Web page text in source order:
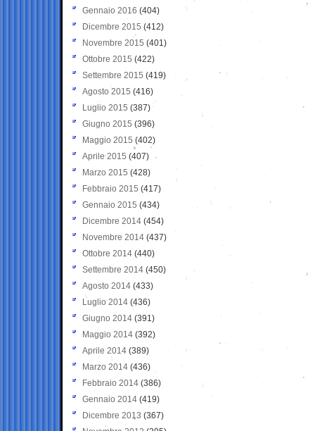
Gennaio 2016 (404)
Dicembre 2015 (412)
Novembre 2015 (401)
Ottobre 2015 (422)
Settembre 2015 (419)
Agosto 2015 (416)
Luglio 2015 (387)
Giugno 2015 (396)
Maggio 2015 (402)
Aprile 2015 (407)
Marzo 2015 (428)
Febbraio 2015 (417)
Gennaio 2015 (434)
Dicembre 2014 (454)
Novembre 2014 (437)
Ottobre 2014 (440)
Settembre 2014 (450)
Agosto 2014 (433)
Luglio 2014 (436)
Giugno 2014 (391)
Maggio 2014 (392)
Aprile 2014 (389)
Marzo 2014 (436)
Febbraio 2014 (386)
Gennaio 2014 (419)
Dicembre 2013 (367)